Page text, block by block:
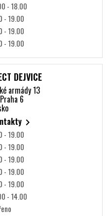
- 18.00
- 19.00
- 19.00
- 19.00
DEJVICE
armády 13
6

- 19.00
- 19.00
- 19.00
- 19.00
- 19.00
- 14.00